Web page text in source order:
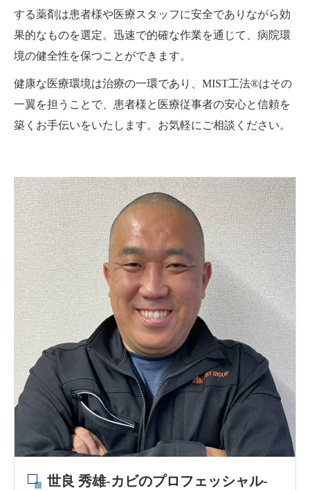
する薬剤は患者様や医療スタッフに安全でありながら効
果的なものを選定。迅速で的確な作業を通じて、病院環
境の健全性を保つことができます。
健康な医療環境は治療の一環であり、MIST工法®はその
一翼を担うことで、患者様と医療従事者の安心と信頼を
築くお手伝いをいたします。お気軽にご相談ください。
世良 秀雄-カビのプロフェッシャル-